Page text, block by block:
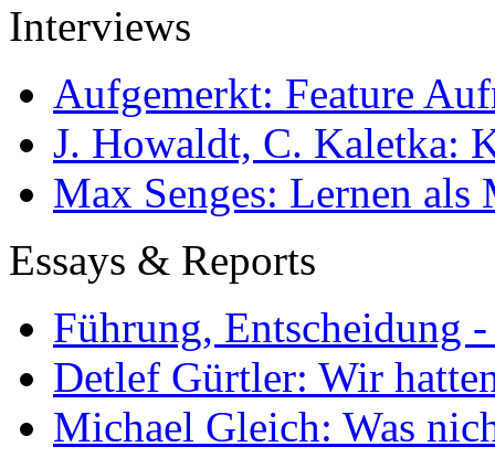
Interviews
Aufgemerkt: Feature
J. Howaldt, C. Kaletka:
Max Senges: Lernen als
Essays & Reports
Führung, Entscheidung
Detlef Gürtler: Wir
Michael Gleich: Was